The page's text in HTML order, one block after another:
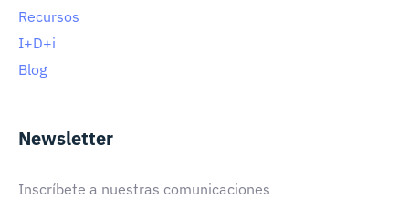
Recursos
I+D+i
Blog
Newsletter
Inscríbete a nuestras comunicaciones